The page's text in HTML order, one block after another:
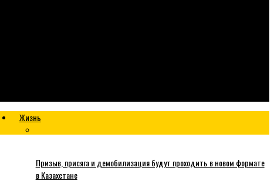
Жизнь
Призыв, присяга и демобилизация будут проходить в новом формате
в Казахстане